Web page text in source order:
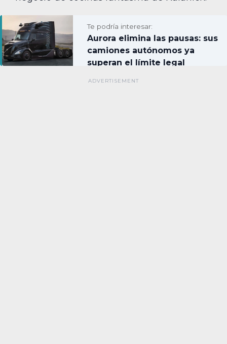
Te podría interesar:
Aurora elimina las pausas: sus
camiones autónomos ya
superan el límite legal